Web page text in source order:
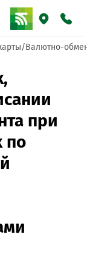
Валютно-
при
по